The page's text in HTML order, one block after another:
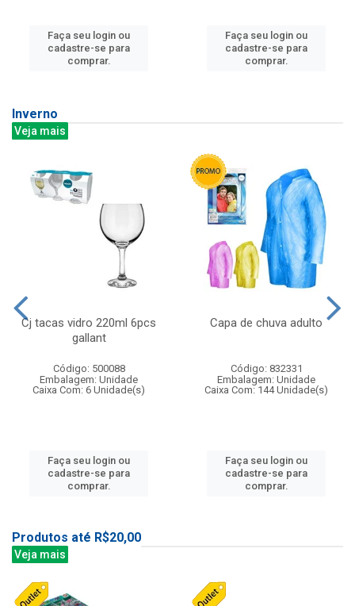
Faça seu login ou
cadastre-se para
comprar.
Faça seu login ou
cadastre-se para
comprar.
Inverno
Veja mais
Cj tacas vidro 220ml 6pcs
gallant
Código: 500088
Embalagem: Unidade
Caixa Com: 6 Unidade(s)
Faça seu login ou
cadastre-se para
comprar.
Capa de chuva adulto
Código: 832331
Embalagem: Unidade
Caixa Com: 144 Unidade(s)
Faça seu login ou
cadastre-se para
comprar.
Produtos até R$20,00
Veja mais